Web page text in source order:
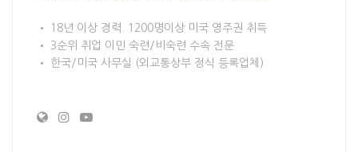
• 18년 이상 경력. 1200명이상 미국 영주권 취득
• 3순위 취업 이민 숙련/비숙련 수속 전문
• 한국/미국 사무실 (외교통상부 정식 등록업체)